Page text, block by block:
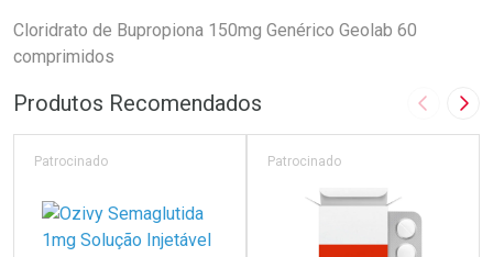
Cloridrato de Bupropiona 150mg Genérico Geolab 60
comprimidos
Produtos Recomendados Imagem
Patrocinado Patrocinado